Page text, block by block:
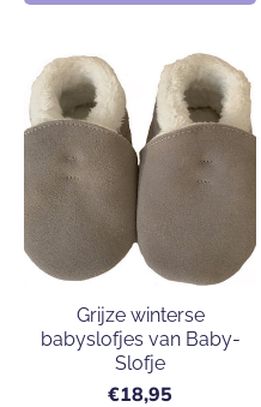
Grijze winterse
babyslofjes van Baby-
Slofje
€18,95